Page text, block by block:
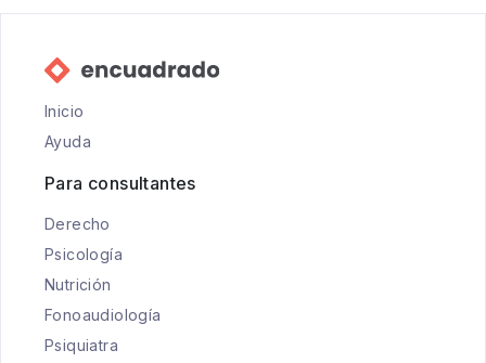
Inicio
Ayuda
Para consultantes
Derecho
Psicología
Nutrición
Fonoaudiología
Psiquiatra